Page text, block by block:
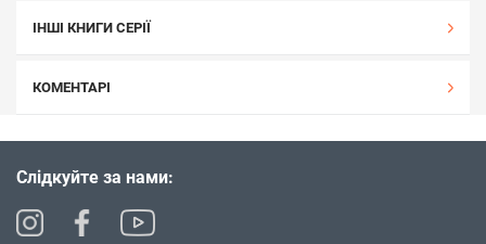
ІНШІ КНИГИ СЕРІЇ
КОМЕНТАРІ
Слідкуйте за нами: